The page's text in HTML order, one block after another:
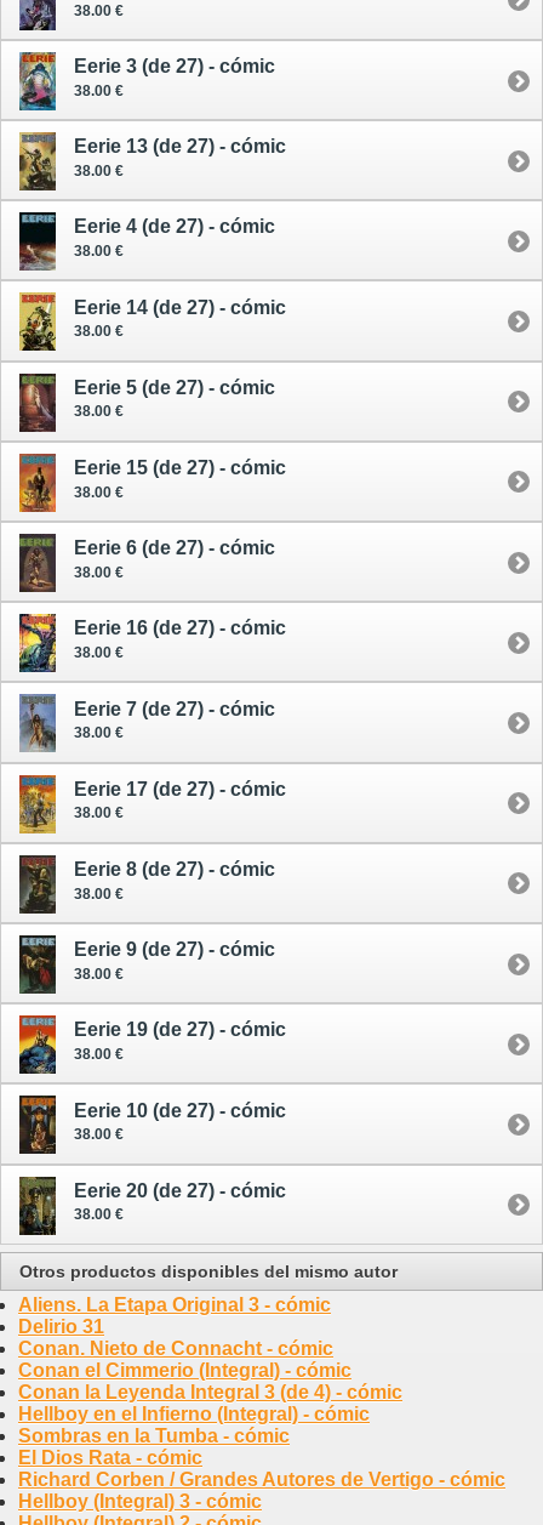
38.00 €
Eerie 3 (de 27) - cómic
38.00 €
Eerie 13 (de 27) - cómic
38.00 €
Eerie 4 (de 27) - cómic
38.00 €
Eerie 14 (de 27) - cómic
38.00 €
Eerie 5 (de 27) - cómic
38.00 €
Eerie 15 (de 27) - cómic
38.00 €
Eerie 6 (de 27) - cómic
38.00 €
Eerie 16 (de 27) - cómic
38.00 €
Eerie 7 (de 27) - cómic
38.00 €
Eerie 17 (de 27) - cómic
38.00 €
Eerie 8 (de 27) - cómic
38.00 €
Eerie 9 (de 27) - cómic
38.00 €
Eerie 19 (de 27) - cómic
38.00 €
Eerie 10 (de 27) - cómic
38.00 €
Eerie 20 (de 27) - cómic
38.00 €
Otros productos disponibles del mismo autor
Aliens. La Etapa Original 3 - cómic
Delirio 31
Conan. Nieto de Connacht - cómic
Conan el Cimmerio (Integral) - cómic
Conan la Leyenda Integral 3 (de 4) - cómic
Hellboy en el Infierno (Integral) - cómic
Sombras en la Tumba - cómic
El Dios Rata - cómic
Richard Corben / Grandes Autores de Vertigo - cómic
Hellboy (Integral) 3 - cómic